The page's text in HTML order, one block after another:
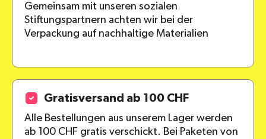
Gemeinsam mit unseren sozialen
Stiftungspartnern achten wir bei der
Verpackung auf nachhaltige Materialien
Gratisversand ab 100 CHF
Alle Bestellungen aus unserem Lager werden
ab 100 CHF gratis verschickt. Bei Paketen von